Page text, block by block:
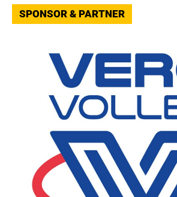
SPONSOR & PARTNER